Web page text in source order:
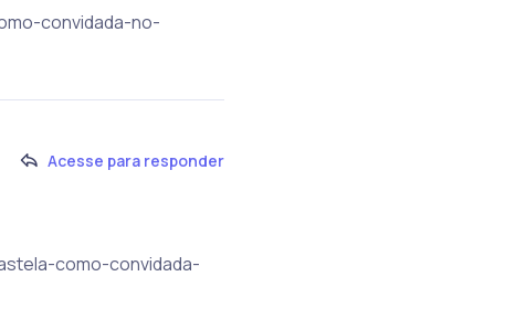
convidada-no-
Acesse para responder
como-convidada-